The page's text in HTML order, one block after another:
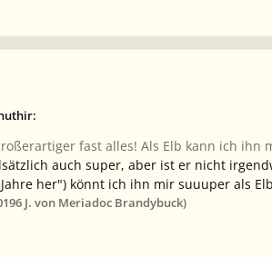
fast alles! Als Elb kann ich ihn
auch super, aber ist er nicht
her") könnt ich ihn mir suuuper als
6 J. von Meriadoc Brandybuck)